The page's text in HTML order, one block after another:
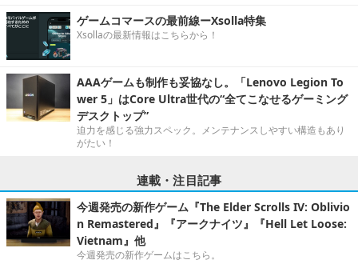
ゲームコマースの最前線ーXsolla特集
Xsollaの最新情報はこちらから！
AAAゲームも制作も妥協なし。「Lenovo Legion To
wer 5」はCore Ultra世代の“全てこなせるゲーミング
デスクトップ”
迫力を感じる強力スペック。メンテナンスしやすい構造もあり
がたい！
連載・注目記事
今週発売の新作ゲーム『The Elder Scrolls IV: Oblivio
n Remastered』『アークナイツ』『Hell Let Loose:
Vietnam』他
今週発売の新作ゲームはこちら。